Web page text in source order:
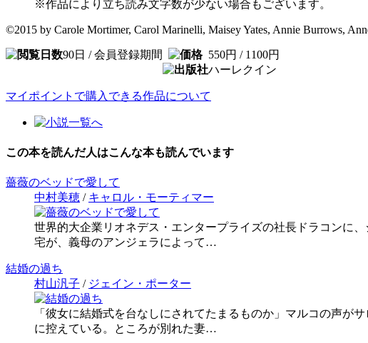
※作品により立ち読み文字数が少ない場合もございます。
©2015 by Carole Mortimer, Carol Marinelli, Maisey Yates, Annie Burrows,
90日 / 会員登録期間
550円 / 1100円
ハーレクイン
マイポイントで購入できる作品について
この本を読んだ人はこんな本も読んでいます
薔薇のベッドで愛して
中村美穂 / キャロル・モーティマー
世界的大企業リオネデス・エンタープライズの社長ドラコンに
宅が、義母のアンジェラによって…
結婚の過ち
村山汎子 / ジェイン・ポーター
「彼女に結婚式を台なしにされてたまるものか」マルコの声が
に控えている。ところが別れた妻…